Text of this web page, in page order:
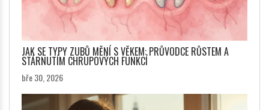
JAK SE TYPY ZUBŮ MĚNÍ S VĚKEM: PRŮVODCE RŮSTEM A
STÁRNUTÍM CHRUPOVÝCH FUNKCÍ
bře 30, 2026